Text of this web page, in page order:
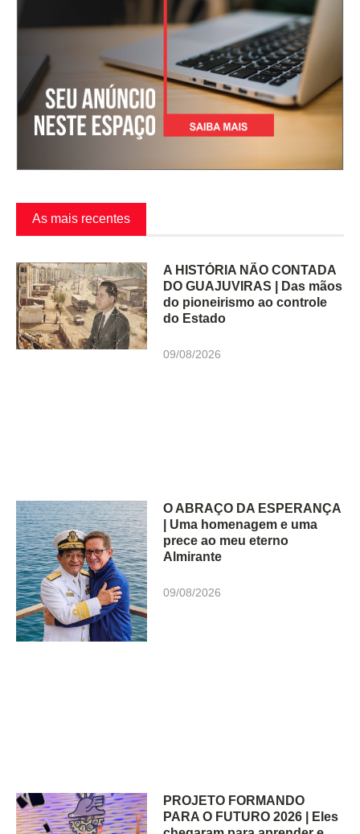
As mais recentes
A HISTÓRIA NÃO CONTADA
DO GUAJUVIRAS | Das mãos
do pioneirismo ao controle
do Estado
09/08/2026
O ABRAÇO DA ESPERANÇA
| Uma homenagem e uma
prece ao meu eterno
Almirante
09/08/2026
PROJETO FORMANDO
PARA O FUTURO 2026 | Eles